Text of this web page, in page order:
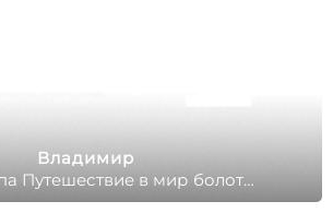
Владимир
Путешествие в мир болот
Мещеры